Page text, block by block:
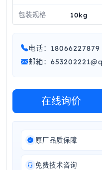
包装规格 10kg
电话：18066227879
邮箱：
在线询价
原厂品质保障
免费技术咨询